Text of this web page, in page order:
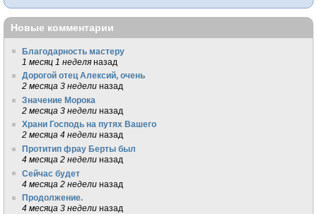
Новые комментарии
Благодарность мастеру
1 месяц 1 неделя назад
Дорогой отец Алексий, очень
2 месяца 3 недели назад
Значение Морока
2 месяца 3 недели назад
Храни Господь на путях Вашего
2 месяца 4 недели назад
Протитип фрау Берты был
4 месяца 2 недели назад
Сейчас будет
4 месяца 2 недели назад
Продолжение.
4 месяца 3 недели назад